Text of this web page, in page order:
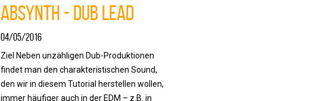
Absynth - Dub Lead
04/05/2016
Ziel Neben unzähligen Dub-Produktionen
findet man den charakteristischen Sound,
den wir in diesem Tutorial herstellen wollen,
immer häufiger auch in der EDM – z.B. in